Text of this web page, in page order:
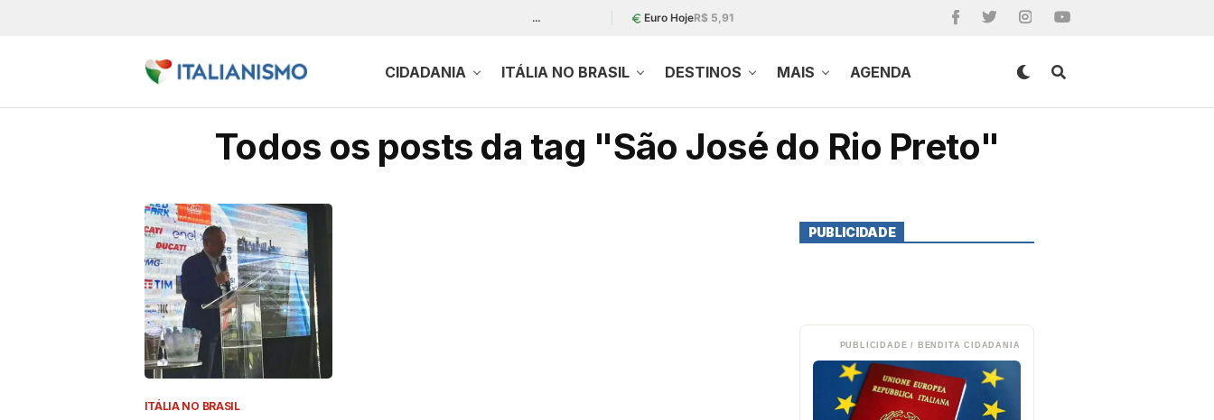
… Euro HojeR$ 5,91
CIDADANIA ITÁLIA NO BRASIL DESTINOS MAIS AGENDA
Todos os posts da tag "São José do Rio Preto"
ITÁLIA NO BRASIL
PUBLICIDADE
PUBLICIDADE / BENDITA CIDADANIA